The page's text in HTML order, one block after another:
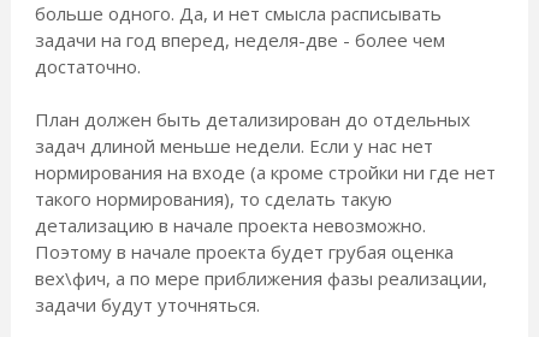
больше одного. Да, и нет смысла расписывать
задачи на год вперед, неделя-две - более чем
достаточно.
План должен быть детализирован до отдельных
задач длиной меньше недели. Если у нас нет
нормирования на входе (а кроме стройки ни где нет
такого нормирования), то сделать такую
детализацию в начале проекта невозможно.
Поэтому в начале проекта будет грубая оценка
вех\фич, а по мере приближения фазы реализации,
задачи будут уточняться.